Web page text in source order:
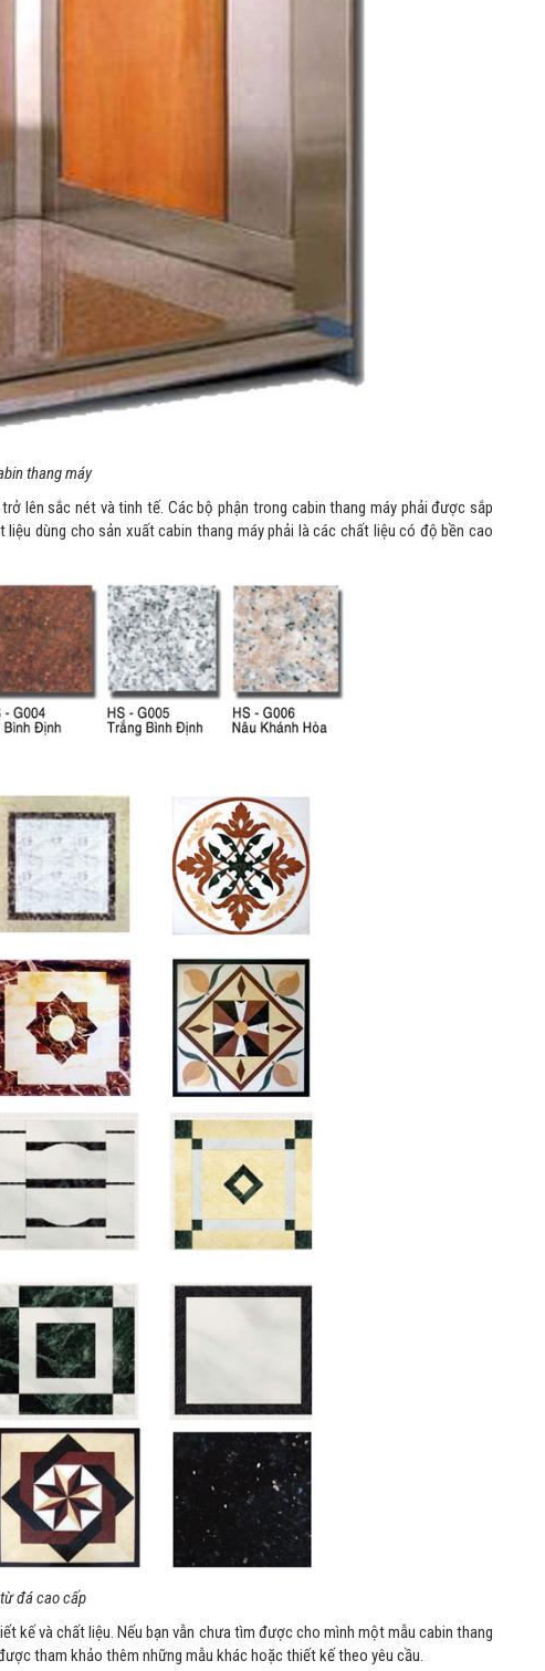
thang máy
lên sắc nét và tinh tế. Các bộ phận trong cabin thang máy phải được sắp
dùng cho sản xuất cabin thang máy phải là các chất liệu có độ bền cao
đá cao cấp
kế và chất liệu. Nếu bạn vẫn chưa tìm được cho mình một mẫu cabin thang
tham khảo thêm những mẫu khác hoặc thiết kế theo yêu cầu.